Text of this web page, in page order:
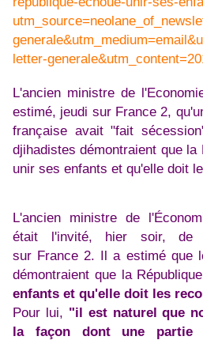
letter-
L'ancien ministre de
estimé, jeudi sur France 2,
française avait "fait
djihadistes démontraient que la
unir ses enfants et qu'elle doit
L'ancien ministre de
était l'invité, hier soir, de
sur France 2. Il a estimé que
démontraient que la
enfants et qu'elle doit les
Pour lui, "il est naturel que
la façon dont une partie